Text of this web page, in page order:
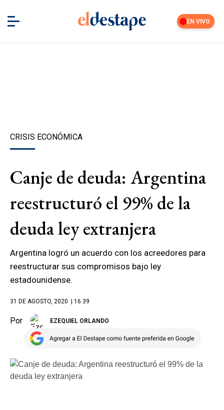
EN VIVO
CRISIS ECONÓMICA
Canje de deuda: Argentina
reestructuró el 99% de la
deuda ley extranjera
Argentina logró un acuerdo con los acreedores para
reestructurar sus compromisos bajo ley
estadounidense.
31 DE AGOSTO, 2020 | 16.39
Por EZEQUIEL ORLANDO